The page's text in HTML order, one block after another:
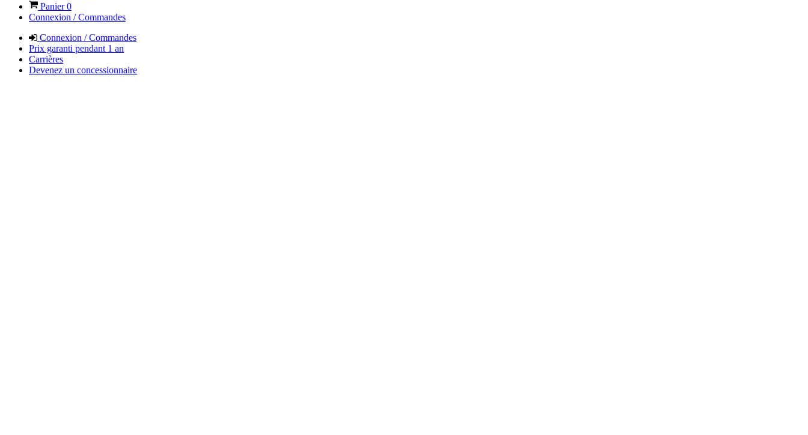
Panier0
Connexion / Commandes
Connexion / Commandes
Prix garanti pendant 1 an
Carrières
Devenez un concessionnaire